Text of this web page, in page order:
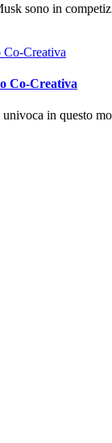
sono in
Co-Creativa
in questo